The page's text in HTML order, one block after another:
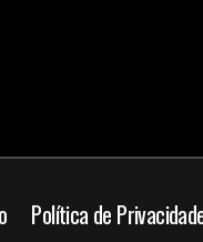
Política de